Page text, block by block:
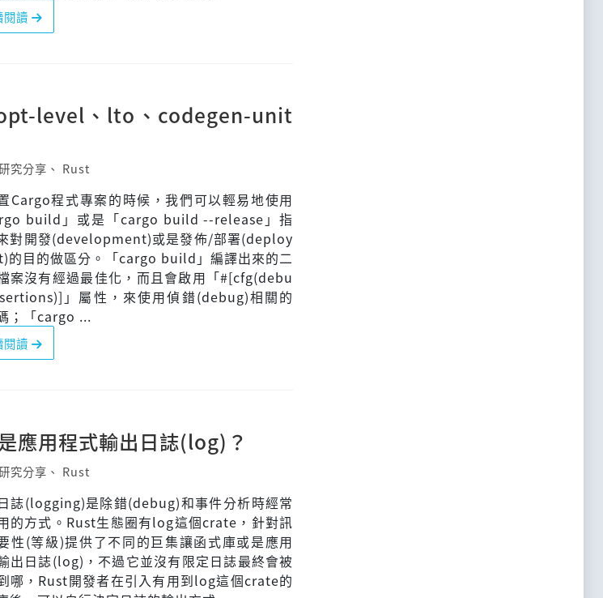
閱讀
level、lto、codegen-unit
究分享 、 Rust
Cargo程式專案的時候，我們可以輕易地使用
build」或是「cargo build --release」指
對開發(development)或是發佈/部署(deploy
的目的做區分。「cargo build」編譯出來的二
案沒有經過最佳化，而且會啟用「#[cfg(debu
」屬性，來使用偵錯(debug)相關的
；「cargo ...
閱讀
應用程式輸出日誌(log)？
究分享 、 Rust
誌(logging)是除錯(debug)和事件分析時經常
的方式。Rust生態圈有log這個crate，針對訊
性(等級)提供了不同的巨集讓函式庫或是應用
出日誌(log)，不過它並沒有限定日誌最終會被
哪，Rust開發者在引入有用到log這個crate的